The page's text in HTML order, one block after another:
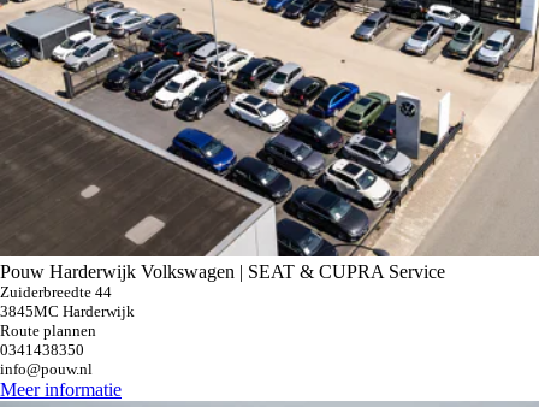
Pouw Harderwijk Volkswagen | SEAT & CUPRA Service
Zuiderbreedte 44
3845MC Harderwijk
Route plannen
0341438350
info@pouw.nl
Meer informatie